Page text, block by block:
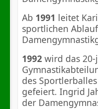
Ab 1991 leitet
sportlichen
1992wird das 20-
des
gefeiert. Ingrid
der